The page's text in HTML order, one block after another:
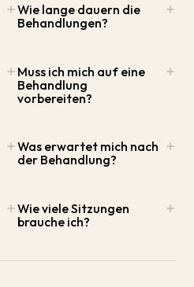
Wie lange dauern die
Behandlungen?
Muss ich mich auf eine
Behandlung
vorbereiten?
Was erwartet mich nach
der Behandlung?
Wie viele Sitzungen
brauche ich?